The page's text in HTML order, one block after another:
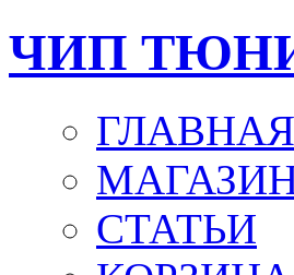
ЧИП
ГЛАВНАЯ
СТАТЬИ